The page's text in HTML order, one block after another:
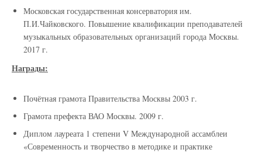
Московская государственная консерватория им.
П.И.Чайковского. Повышение квалификации преподавателей
музыкальных образовательных организаций города Москвы.
2017 г.
Награды:
Почётная грамота Правительства Москвы 2003 г.
Грамота префекта ВАО Москвы. 2009 г.
Диплом лауреата 1 степени V Международной ассамблеи
«Современность и творчество в методике и практике